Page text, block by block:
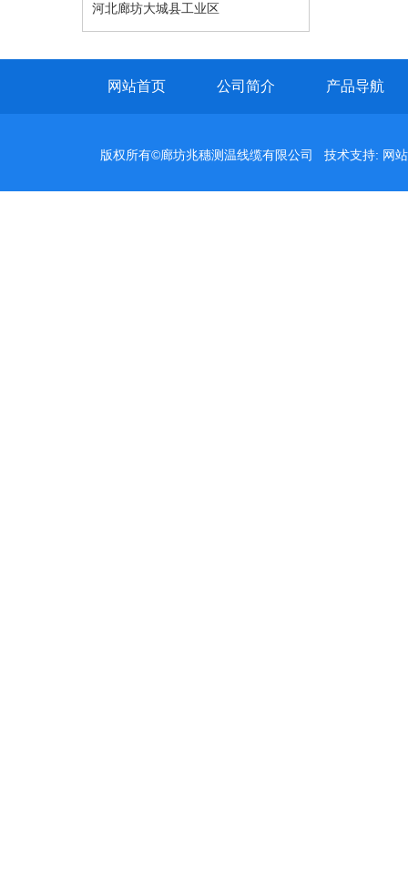
河北廊坊大城县工业区
网站首页 公司简介 产品导航
版权所有©廊坊兆穗测温线缆有限公司 技术支持: 网